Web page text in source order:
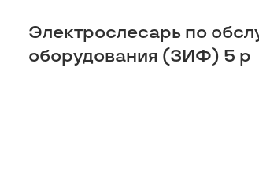
Электрослесарь по
оборудования (ЗИФ) 5 р